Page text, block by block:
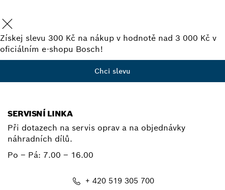
Získej slevu 300 Kč na nákup v hodnotě nad 3 000 Kč v
oficiálním e-shopu Bosch!
Chci slevu
SERVISNÍ LINKA
Při dotazech na servis oprav a na objednávky
náhradních dílů.
Po – Pá: 7.00 – 16.00
+ 420 519 305 700